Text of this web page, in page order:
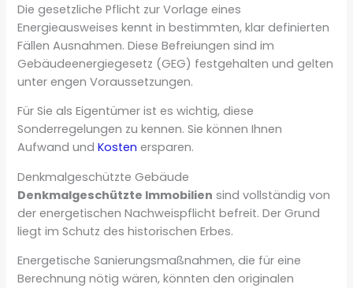
Die gesetzliche Pflicht zur Vorlage eines
Energieausweises kennt in bestimmten, klar definierten
Fällen Ausnahmen. Diese Befreiungen sind im
Gebäudeenergiegesetz (GEG) festgehalten und gelten
unter engen Voraussetzungen.
Für Sie als Eigentümer ist es wichtig, diese
Sonderregelungen zu kennen. Sie können Ihnen
Aufwand undKosten ersparen.
Denkmalgeschützte Gebäude
Denkmalgeschützte Immobilien sind vollständig von
der energetischen Nachweispflicht befreit. Der Grund
liegt im Schutz des historischen Erbes.
Energetische Sanierungsmaßnahmen, die für eine
Berechnung nötig wären, könnten den originalen